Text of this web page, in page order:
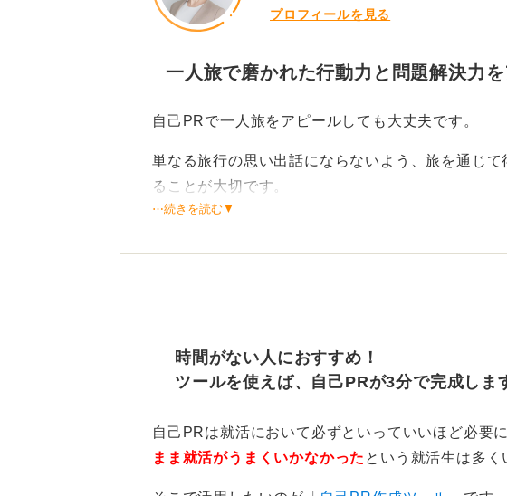
プロフィールを見る
一人旅で磨かれた行動力と問題解決力を
自己PRで一人旅をアピールしても大丈夫です。
単なる旅行の思い出話にならないよう、旅を通じ
ることが大切です。
応力に通じるものがあります。
構成はまず自己PRを述べ、次に一人旅のきっかけ
次にそこから得た学びを具体的に伝え、仕事でどう
⋯続きを読む▼
時間がない人におすすめ！
ツールを使えば、自己PRが3分で完成しま
自己PRは就活において必ずといっていいほど必要に
まま就活がうまくいかなかった という就活生は多く